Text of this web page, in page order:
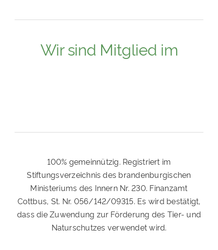
Wir sind Mitglied im
100% gemeinnützig. Registriert im
Stiftungsverzeichnis des brandenburgischen
Ministeriums des Innern Nr. 230. Finanzamt
Cottbus, St. Nr. 056/142/09315. Es wird bestätigt,
dass die Zuwendung zur Förderung des Tier- und
Naturschutzes verwendet wird.